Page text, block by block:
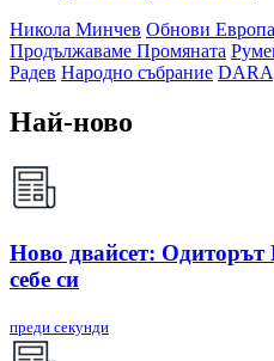
Никола Минчев Обнови Европа
Продължаваме Промяната
Радев Народно събрание DARA
Най-ново
Ново двайсет: Одиторът
себе си
преди секунди